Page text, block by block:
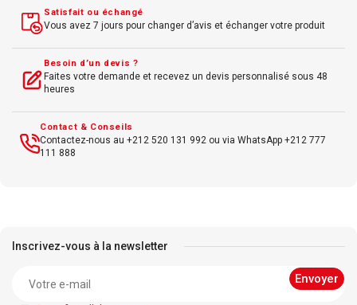
CompatibleWindows etMacOS
Satisfait ou échangé
Vous avez 7 jours pour changer d’avis et échanger votre produit
Besoin d’un devis ?
Faites votre demande et recevez un devis personnalisé sous 48
heures
Contact & Conseils
Contactez-nous au +212 520 131 992 ou via WhatsApp +212 777
111 888
Inscrivez-vous à la newsletter